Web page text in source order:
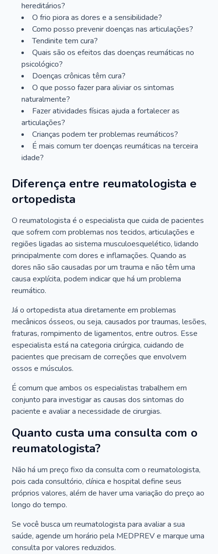
hereditários?
O frio piora as dores e a sensibilidade?
Como posso prevenir doenças nas articulações?
Tendinite tem cura?
Quais são os efeitos das doenças reumáticas no
psicológico?
Doenças crônicas têm cura?
O que posso fazer para aliviar os sintomas
naturalmente?
Fazer atividades físicas ajuda a fortalecer as
articulações?
Crianças podem ter problemas reumáticos?
É mais comum ter doenças reumáticas na terceira
idade?
Diferença entre reumatologista e
ortopedista
O reumatologista é o especialista que cuida de pacientes
que sofrem com problemas nos tecidos, articulações e
regiões ligadas ao sistema musculoesquelético, lidando
principalmente com dores e inflamações. Quando as
dores não são causadas por um trauma e não têm uma
causa explícita, podem indicar que há um problema
reumático.
Já o ortopedista atua diretamente em problemas
mecânicos ósseos, ou seja, causados por traumas, lesões,
fraturas, rompimento de ligamentos, entre outros. Esse
especialista está na categoria cirúrgica, cuidando de
pacientes que precisam de correções que envolvem
ossos e músculos.
É comum que ambos os especialistas trabalhem em
conjunto para investigar as causas dos sintomas do
paciente e avaliar a necessidade de cirurgias.
Quanto custa uma consulta com o
reumatologista?
Não há um preço fixo da consulta com o reumatologista,
pois cada consultório, clínica e hospital define seus
próprios valores, além de haver uma variação do preço ao
longo do tempo.
Se você busca um reumatologista para avaliar a sua
saúde, agende um horário pela MEDPREV e marque uma
consulta por valores reduzidos.